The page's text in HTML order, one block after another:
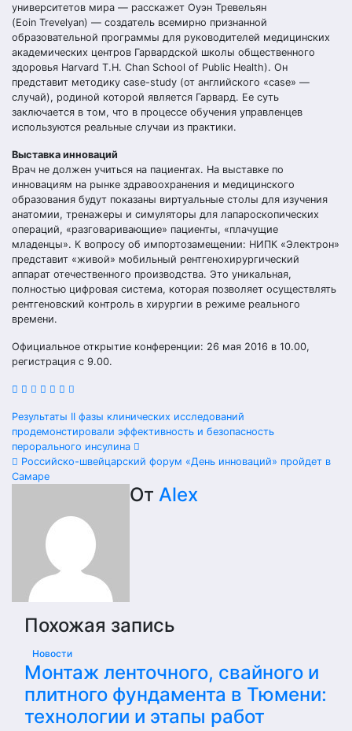
университетов мира — расскажет Оуэн Тревельян
(Eoin Trevelyan) — создатель всемирно признанной
образовательной программы для руководителей медицинских
академических центров Гарвардской школы общественного
здоровья Harvard T.H. Chan School of Public Health). Он
представит методику case-study (от английского «case» —
случай), родиной которой является Гарвард. Ее суть
заключается в том, что в процессе обучения управленцев
используются реальные случаи из практики.
Выставка инноваций
Врач не должен учиться на пациентах. На выставке по
инновациям на рынке здравоохранения и медицинского
образования будут показаны виртуальные столы для изучения
анатомии, тренажеры и симуляторы для лапароскопических
операций, «разговаривающие» пациенты, «плачущие
младенцы». К вопросу об импортозамещении: НИПК «Электрон»
представит «живой» мобильный рентгенохирургический
аппарат отечественного производства. Это уникальная,
полностью цифровая система, которая позволяет осуществлять
рентгеновский контроль в хирургии в режиме реального
времени.
Официальное открытие конференции: 26 мая 2016 в 10.00,
регистрация с 9.00.
Навигация
по
записям
Результаты II фазы клинических исследований
продемонстировали эффективность и безопасность
перорального инсулина
Российско-швейцарский форум «День инноваций» пройдет в
Самаре
От Alex
Похожая запись
Новости
Монтаж ленточного, свайного и
плитного фундамента в Тюмени:
технологии и этапы работ